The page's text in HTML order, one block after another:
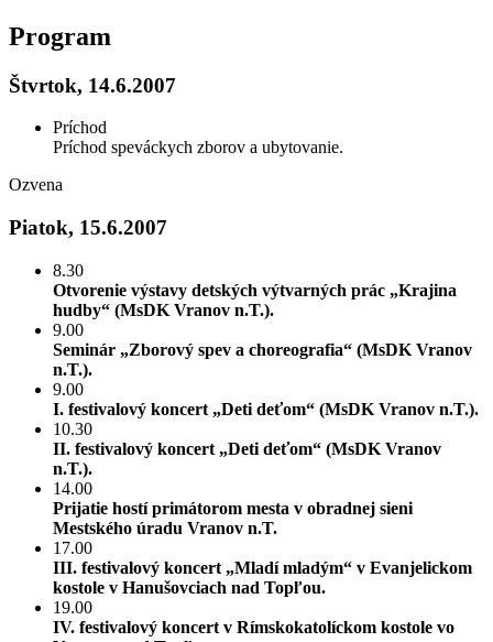
Program
Štvrtok, 14.6.2007
Príchod
Príchod speváckych zborov a ubytovanie.
Ozvena
Piatok, 15.6.2007
8.30
Otvorenie výstavy detských výtvarných prác „Krajina
hudby“ (MsDK Vranov n.T.).
9.00
Seminár „Zborový spev a choreografia“ (MsDK Vranov
n.T.).
9.00
I. festivalový koncert „Deti deťom“ (MsDK Vranov n.T.).
10.30
II. festivalový koncert „Deti deťom“ (MsDK Vranov
n.T.).
14.00
Prijatie hostí primátorom mesta v obradnej sieni
Mestského úradu Vranov n.T.
17.00
III. festivalový koncert „Mladí mladým“ v Evanjelickom
kostole v Hanušovciach nad Topľou.
19.00
IV. festivalový koncert v Rímskokatolíckom kostole vo